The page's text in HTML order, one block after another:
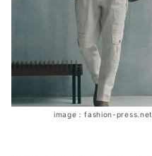
image：fashion-press.net